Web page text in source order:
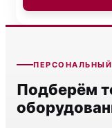
Подберём